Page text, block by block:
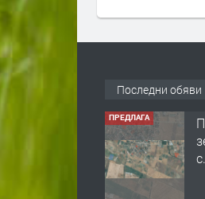
Последни обяви
ПРЕДЛАГА